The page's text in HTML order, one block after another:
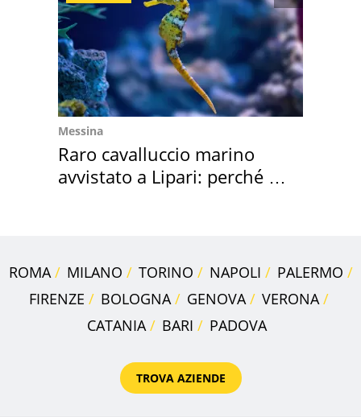
Messina
Raro cavalluccio marino
avvistato a Lipari: perché è
ROMA MILANO TORINO NAPOLI
PALERMO
FIRENZE
BOLOGNA GENOVA
VERONA
CATANIA
BARI PADOVA
TROVA AZIENDE